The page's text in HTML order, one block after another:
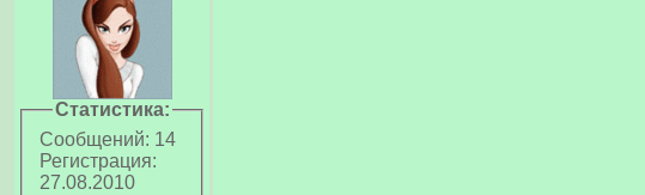
Статистика:
Сообщений: 14
Регистрация:
27.08.2010